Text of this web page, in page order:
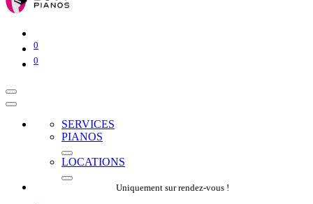
0
0
SERVICES
PIANOS
LOCATIONS
Uniquement sur rendez-vous !